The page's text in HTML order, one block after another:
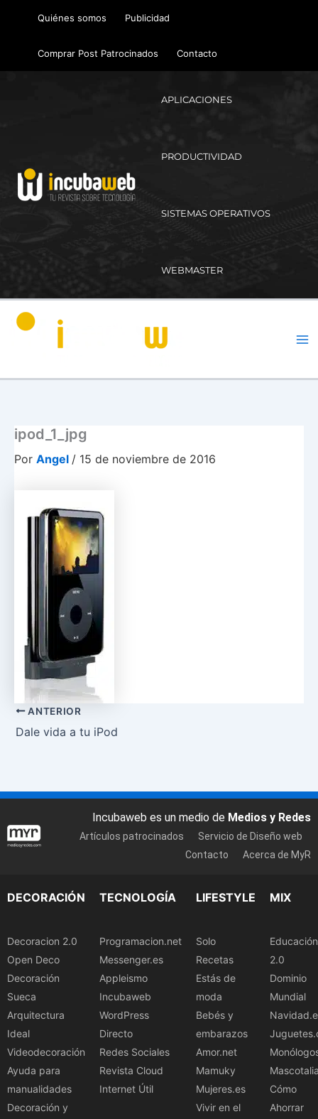
Quiénes somos Publicidad
Comprar Post Patrocinados Contacto
APLICACIONES
PRODUCTIVIDAD
SISTEMAS OPERATIVOS
WEBMASTER
ipod_1_jpg
Por Angel / 15 de noviembre de 2016
ANTERIOR
Dale vida a tu iPod
Incubaweb es un medio de Medios y Redes
Artículos patrocinados
Servicio de Diseño web
Contacto
Acerca de MyR
DECORACIÓN
Decoracion 2.0
Open Deco
Decoración
Sueca
Arquitectura
Ideal
Videodecoración
Ayuda para
manualidades
Decoración y
TECNOLOGÍA
Programacion.net
Messenger.es
Appleismo
Incubaweb
WordPress
Directo
Redes Sociales
Revista Cloud
Internet Útil
LIFESTYLE
Solo
Recetas
Estás de
moda
Bebés y
embarazos
Amor.net
Mamuky
Mujeres.es
Vivir en el
MIX
Educación
2.0
Dominio
Mundial
Cómo
Ahorrar